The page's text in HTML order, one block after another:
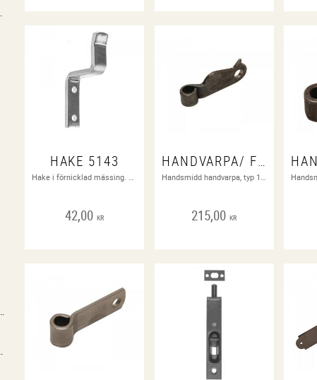
HAKE 5143
42,00 KR
HANDVARPA/ FÖNSTERHASP/ FÖNSTERLÅS
215,00 KR